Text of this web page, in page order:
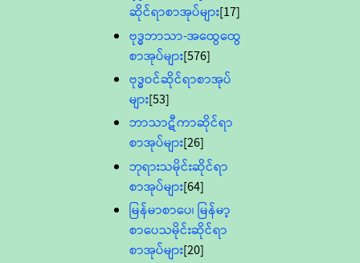
ဆိုင်ရာစာအုပ်များ[17]
ဗုဒ္ဓဘာသာ-အထွေထွေ
စာအုပ်များ[576]
ဗုဒ္ဓဝင်ဆိုင်ရာစာအုပ်
များ[53]
ဘာသာဋီကာဆိုင်ရာ
စာအုပ်များ[26]
ဘုရားသမိုင်းဆိုင်ရာ
စာအုပ်များ[64]
မြန်မာစာပေ၊ မြန်မာ့
စာပေသမိုင်းဆိုင်ရာ
စာအုပ်များ[20]